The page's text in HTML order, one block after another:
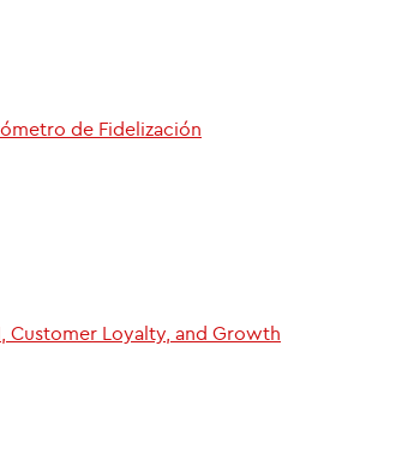
de Fidelización
Customer Loyalty, and Growth